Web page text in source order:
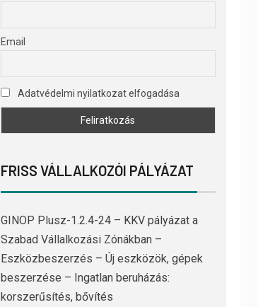
Email
Adatvédelmi nyilatkozat elfogadása
FRISS VÁLLALKOZÓI PÁLYÁZAT
GINOP Plusz-1.2.4-24 – KKV pályázat a
Szabad Vállalkozási Zónákban –
Eszközbeszerzés – Új eszközök, gépek
beszerzése – Ingatlan beruházás:
korszerűsítés, bővítés